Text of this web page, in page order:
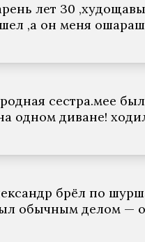
лет 30
,а он меня
сестра.мее
одном диване!
брёл по
обычным делом —